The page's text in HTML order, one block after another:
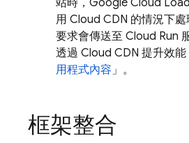
用 Cloud CDN 的情況下
要求會傳送至 Cloud Run
透過 Cloud CDN 提升效
用程式內容 」。
框架整合